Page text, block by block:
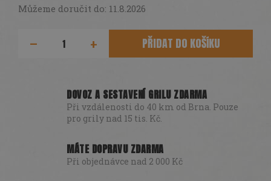
Můžeme doručit do: 11.8.2026
PŘIDAT DO KOŠÍKU
DOVOZ A SESTAVENÍ GRILU ZDARMA
Při vzdálenosti do 40 km od Brna. Pouze
pro grily nad 15 tis. Kč.
MÁTE DOPRAVU ZDARMA
Při objednávce nad 2 000 Kč